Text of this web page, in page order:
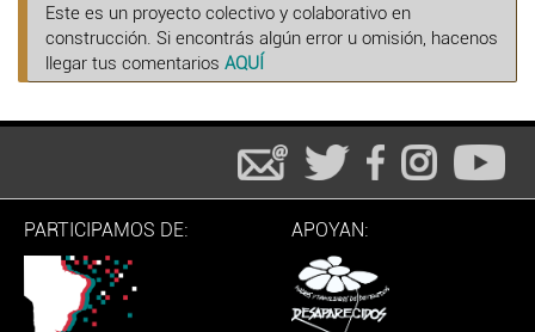
Este es un proyecto colectivo y colaborativo en
construcción. Si encontrás algún error u omisión, hacenos
llegar tus comentarios AQUÍ
PARTICIPAMOS DE: APOYAN: